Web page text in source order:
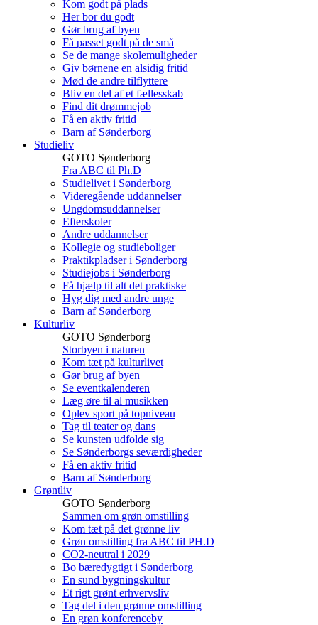
Kom godt på plads
Her bor du godt
Gør brug af byen
Få passet godt på de små
Se de mange skolemuligheder
Giv børnene en alsidig fritid
Mød de andre tilflyttere
Bliv en del af et fællesskab
Find dit drømmejob
Få en aktiv fritid
Barn af Sønderborg
Studieliv
GOTO Sønderborg
Fra ABC til Ph.D
Studielivet i Sønderborg
Videregående uddannelser
Ungdomsuddannelser
Efterskoler
Andre uddannelser
Kollegie og studieboliger
Praktikpladser i Sønderborg
Studiejobs i Sønderborg
Få hjælp til alt det praktiske
Hyg dig med andre unge
Barn af Sønderborg
Kulturliv
GOTO Sønderborg
Storbyen i naturen
Kom tæt på kulturlivet
Gør brug af byen
Se eventkalenderen
Læg øre til al musikken
Oplev sport på topniveau
Tag til teater og dans
Se kunsten udfolde sig
Se Sønderborgs seværdigheder
Få en aktiv fritid
Barn af Sønderborg
Grøntliv
GOTO Sønderborg
Sammen om grøn omstilling
Kom tæt på det grønne liv
Grøn omstilling fra ABC til PH.D
CO2-neutral i 2029
Bo bæredygtigt i Sønderborg
En sund bygningskultur
Et rigt grønt erhvervsliv
Tag del i den grønne omstilling
En grøn konferenceby